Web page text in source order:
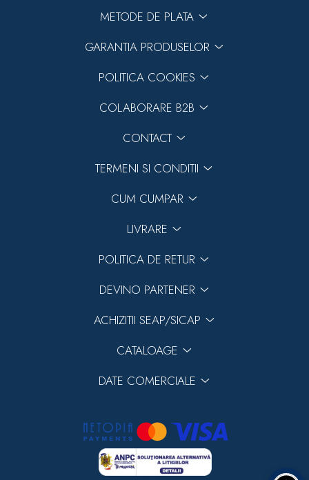
METODE DE PLATA
GARANTIA PRODUSELOR
POLITICA COOKIES
COLABORARE B2B
CONTACT
TERMENI SI CONDITII
CUM CUMPAR
LIVRARE
POLITICA DE RETUR
DEVINO PARTENER
ACHIZITII SEAP/SICAP
CATALOAGE
DATE COMERCIALE